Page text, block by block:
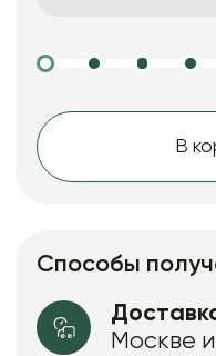
В
Способы
Москве